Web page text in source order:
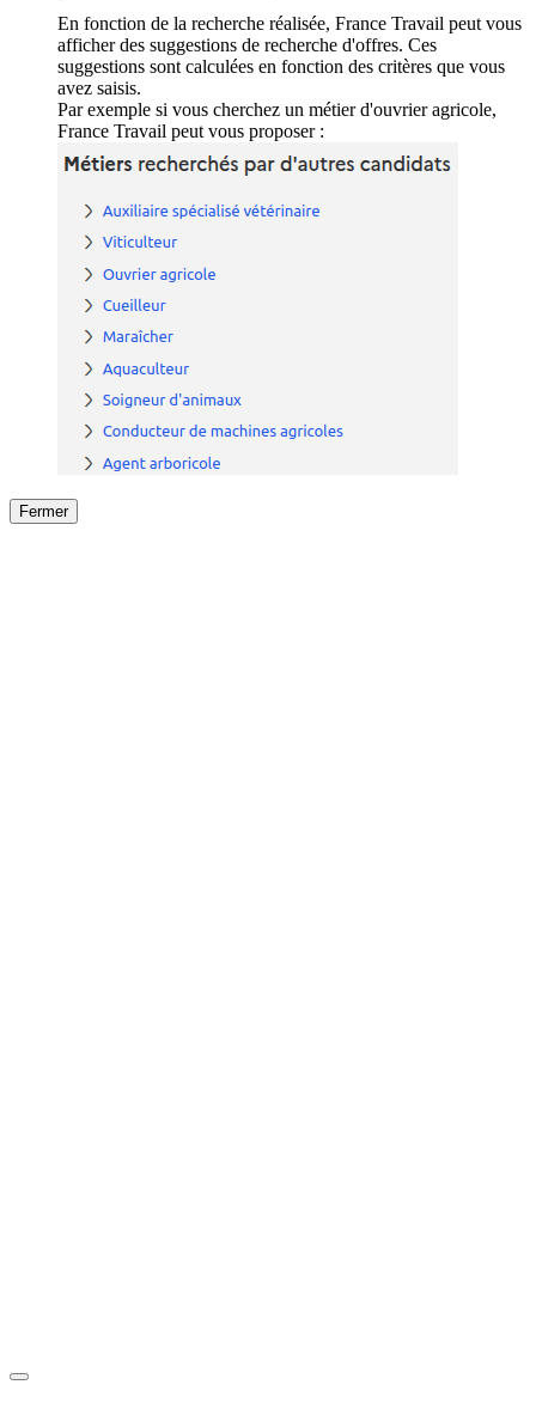
En fonction de la recherche réalisée, France Travail peut vous
afficher des suggestions de recherche d'offres. Ces
suggestions sont calculées en fonction des critères que vous
avez saisis.
Par exemple si vous cherchez un métier d'ouvrier agricole,
France Travail peut vous proposer :
Fermer